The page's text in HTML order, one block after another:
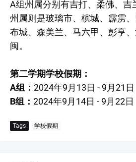
A组州属分别有吉打、柔佛、吉
州属则是玻璃市、槟城、霹雳、
布城、森美兰、马六甲、彭亨
闽。
第二学期学校假期：
A组： 2024年9月13日 - 9月21日
B组： 2024年9月14日 - 9月22日
Tags 学校假期